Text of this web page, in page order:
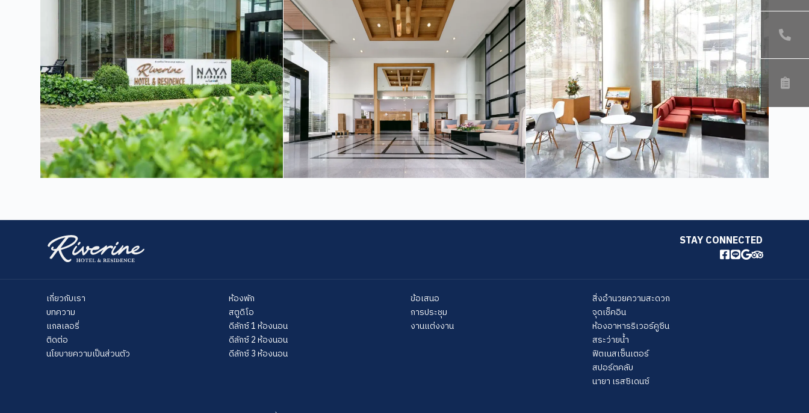
STAY CONNECTED
เกี่ยวกับเรา
บทความ
แกลเลอรี่
ติดต่อ
นโยบายความเป็นส่วนตัว
ห้องพัก
สตูดิโอ
ดีลักซ์ 1 ห้องนอน
ดีลักซ์ 2 ห้องนอน
ดีลักซ์ 3 ห้องนอน
ข้อเสนอ
การประชุม
งานแต่งงาน
สิ่งอำนวยความสะดวก
จุดเช็คอิน
ห้องอาหารริเวอร์คูซีน
สระว่ายน้ำ
ฟิตเนสเซ็นเตอร์
สปอร์ตคลับ
นายา เรสซิเดนซ์